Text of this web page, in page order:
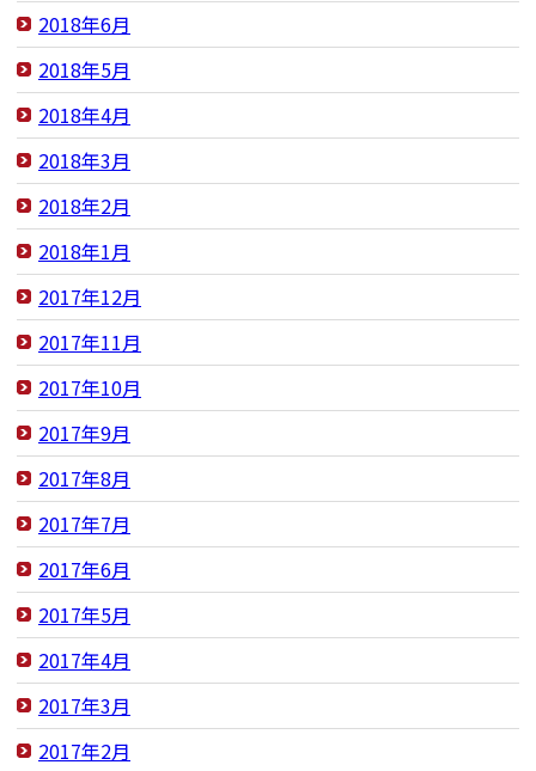
2018年6月
2018年5月
2018年4月
2018年3月
2018年2月
2018年1月
2017年12月
2017年11月
2017年10月
2017年9月
2017年8月
2017年7月
2017年6月
2017年5月
2017年4月
2017年3月
2017年2月